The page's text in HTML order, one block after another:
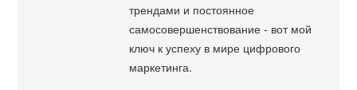
трендами и постоянное
самосовершенствование - вот мой
ключ к успеху в мире цифрового
маркетинга.